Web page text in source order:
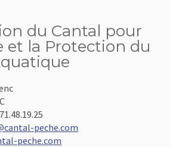
du Cantal pour
et la Protection du
peche.com
peche.com